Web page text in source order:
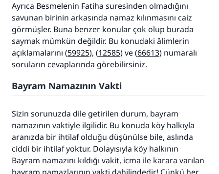
Ayrıca Besmelenin Fatiha suresinden olmadığını
savunan birinin arkasında namaz kılınmasını caiz
görmüşler. Buna benzer konular çok olup burada
saymak mümkün değildir. Bu konudaki âlimlerin
açıklamalarını (59925), (12585) ve (66613) numaralı
soruların cevaplarında görebilirsiniz.
Bayram Namazının Vakti
Sizin sorunuzda dile getirilen durum, bayram
namazının vaktiyle ilgilidir. Bu konuda köy halkıyla
aranızda bir ihtilaf olduğu düşünülse bile, aslında
ciddi bir ihtilaf yoktur. Dolayısıyla köy halkının
Bayram namazını kıldığı vakit, icma ile karara varılan